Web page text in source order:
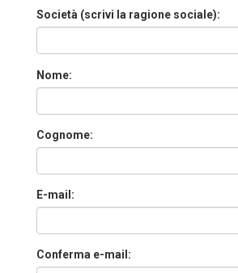
Società (scrivi la ragione sociale):
Nome:
Cognome:
E-mail:
Conferma e-mail: